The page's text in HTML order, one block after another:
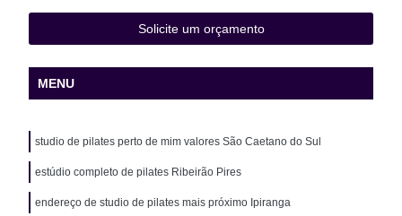
Solicite um orçamento
MENU
studio de pilates perto de mim valores São Caetano do Sul
estúdio completo de pilates Ribeirão Pires
endereço de studio de pilates mais próximo Ipiranga